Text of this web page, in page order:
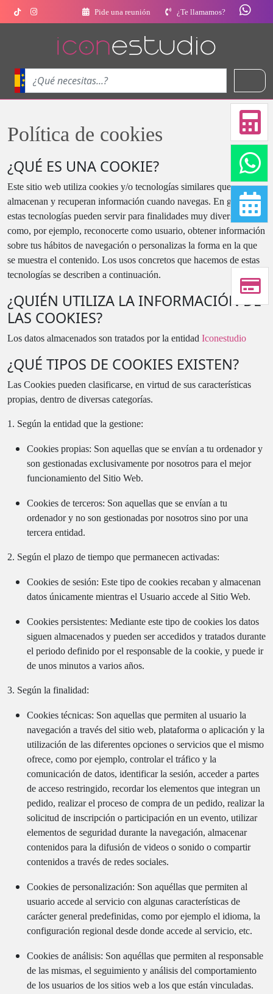
Pide una reunión ¿Te llamamos?
Política de cookies
¿QUÉ ES UNA COOKIE?
Este sitio web utiliza cookies y/o tecnologías similares que
almacenan y recuperan información cuando navegas. En general,
estas tecnologías pueden servir para finalidades muy diversas,
como, por ejemplo, reconocerte como usuario, obtener información
sobre tus hábitos de navegación o personalizas la forma en la que
se muestra el contenido. Los usos concretos que hacemos de estas
tecnologías se describen a continuación.
¿QUIÉN UTILIZA LA INFORMACIÓN DE
LAS COOKIES?
Los datos almacenados son tratados por la entidad Iconestudio
¿QUÉ TIPOS DE COOKIES EXISTEN?
Las Cookies pueden clasificarse, en virtud de sus características
propias, dentro de diversas categorías.
1. Según la entidad que la gestione:
Cookies propias: Son aquellas que se envían a tu ordenador y
son gestionadas exclusivamente por nosotros para el mejor
funcionamiento del Sitio Web.
Cookies de terceros: Son aquellas que se envían a tu
ordenador y no son gestionadas por nosotros sino por una
tercera entidad.
2. Según el plazo de tiempo que permanecen activadas:
Cookies de sesión: Este tipo de cookies recaban y almacenan
datos únicamente mientras el Usuario accede al Sitio Web.
Cookies persistentes: Mediante este tipo de cookies los datos
siguen almacenados y pueden ser accedidos y tratados durante
el periodo definido por el responsable de la cookie, y puede ir
de unos minutos a varios años.
3. Según la finalidad:
Cookies técnicas: Son aquellas que permiten al usuario la
navegación a través del sitio web, plataforma o aplicación y la
utilización de las diferentes opciones o servicios que el mismo
ofrece, como por ejemplo, controlar el tráfico y la
comunicación de datos, identificar la sesión, acceder a partes
de acceso restringido, recordar los elementos que integran un
pedido, realizar el proceso de compra de un pedido, realizar la
solicitud de inscripción o participación en un evento, utilizar
elementos de seguridad durante la navegación, almacenar
contenidos para la difusión de videos o sonido o compartir
contenidos a través de redes sociales.
Cookies de personalización: Son aquéllas que permiten al
usuario accede al servicio con algunas características de
carácter general predefinidas, como por ejemplo el idioma, la
configuración regional desde donde accede al servicio, etc.
Cookies de análisis: Son aquéllas que permiten al responsable
de las mismas, el seguimiento y análisis del comportamiento
de los usuarios de los sitios web a los que están vinculadas.